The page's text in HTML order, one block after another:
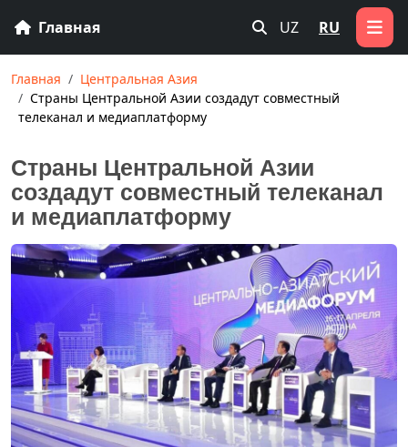
Главная UZ RU
Главная
Центральная Азия
Страны Центральной Азии создадут совместный
телеканал и медиаплатформу
Страны Центральной Азии
создадут совместный телеканал
и медиаплатформу